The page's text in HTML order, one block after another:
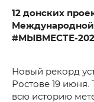
12 донских
#МЫВМЕСТЕ-
Новый рекорд
Ростове 19
всю историю